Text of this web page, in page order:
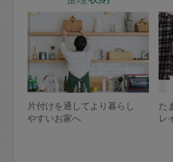
片付けを通してより暮らし
やすいお家へ
た
レ